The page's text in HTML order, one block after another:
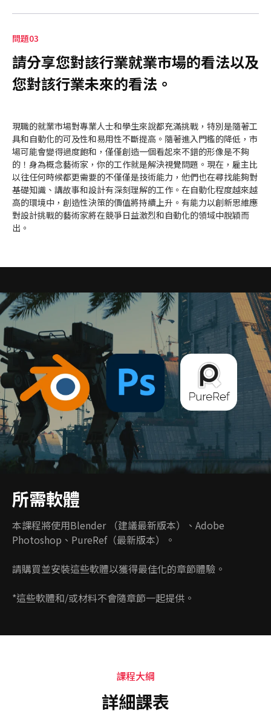
問題03
請分享您對該行業就業市場的看法以及
您對該行業未來的看法。
現職的就業市場對專業人士和學生來說都充滿挑戰，特別是隨著工
具和自動化的可及性和易用性不斷提高。隨著進入門檻的降低，市
場可能會變得過度飽和，僅僅創造一個看起來不錯的形像是不夠
的！身為概念藝術家，你的工作就是解決視覺問題。現在，雇主比
以往任何時候都更需要的不僅僅是技術能力，他們也在尋找能夠對
基礎知識、講故事和設計有深刻理解的工作。在自動化程度越來越
高的環境中，創造性決策的價值將持續上升。有能力以創新思維應
對設計挑戰的藝術家將在競爭日益激烈和自動化的領域中脫穎而
出。
所需軟體
本課程將使用Blender （建議最新版本）、Adobe
Photoshop、PureRef（最新版本）。
請購買並安裝這些軟體以獲得最佳化的章節體驗。
*這些軟體和/或材料不會隨章節一起提供。
課程大綱
詳細課表